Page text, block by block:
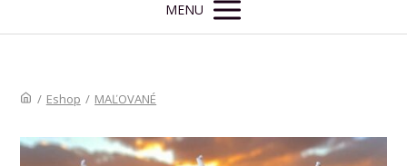
MENU
/ Eshop / MAĽOVANÉ